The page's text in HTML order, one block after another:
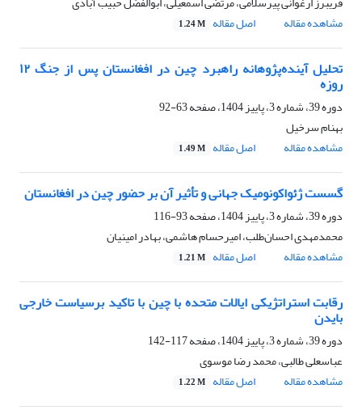
مشاهده مقاله
اصل مقاله 1.24 M
تحلیل آینده‌پژوهانه راهبرد چین در افغانستان پس از جنگ ۱۲
روزه
دوره 39، شماره 3، پاییز 1404، صفحه
63-92
بهنام سرخیل
مشاهده مقاله
اصل مقاله 1.49 M
گسست ژئواکونومیک جهانی و تأثیر آن بر حضور چین در افغانستان
دوره 39، شماره 3، پاییز 1404، صفحه
93-116
محمدمهدی احسان‌طلب، امیرحسام هاشمی، بهادر امینیان
مشاهده مقاله
اصل مقاله 1.21 M
رقابت استراتژیکی ایالات متحده با چین با تاکید برسیاست خارجی
بایدن
دوره 39، شماره 3، پاییز 1404، صفحه
117-142
عباسعلی طالبی، محمد رضا موسوی
مشاهده مقاله
اصل مقاله 1.22 M